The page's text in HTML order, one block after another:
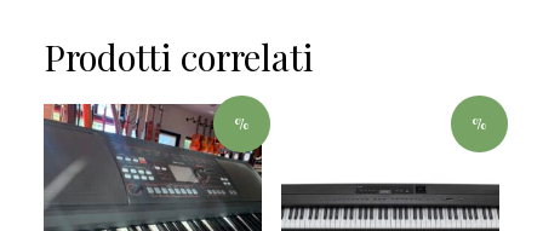
Prodotti correlati
% %